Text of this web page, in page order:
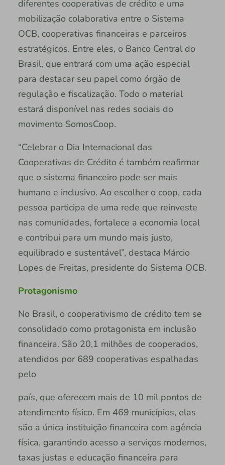
diferentes cooperativas de crédito e uma
mobilização colaborativa entre o Sistema
OCB, cooperativas financeiras e parceiros
estratégicos. Entre eles, o Banco Central do
Brasil, que entrará com uma ação especial
para destacar seu papel como órgão de
regulação e fiscalização. Todo o material
estará disponível nas redes sociais do
movimento SomosCoop.
“Celebrar o Dia Internacional das
Cooperativas de Crédito é também reafirmar
que o sistema financeiro pode ser mais
humano e inclusivo. Ao escolher o coop, cada
pessoa participa de uma rede que reinveste
nas comunidades, fortalece a economia local
e contribui para um mundo mais justo,
equilibrado e sustentável”, destaca Márcio
Lopes de Freitas, presidente do Sistema OCB.
Protagonismo
No Brasil, o cooperativismo de crédito tem se
consolidado como protagonista em inclusão
financeira. São 20,1 milhões de cooperados,
atendidos por 689 cooperativas espalhadas
pelo
país, que oferecem mais de 10 mil pontos de
atendimento físico. Em 469 municípios, elas
são a única instituição financeira com agência
física, garantindo acesso a serviços modernos,
taxas justas e educação financeira para